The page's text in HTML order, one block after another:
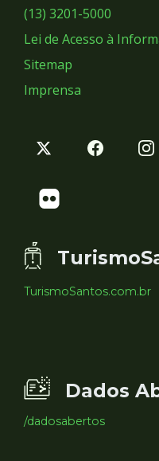
Sociais
(13) 3201-5000
Lei de Acesso à
Sitemap
Imprensa
TurismoSantos.com.br
Dados
/dadosabertos